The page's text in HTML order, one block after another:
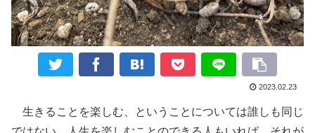
2023.02.23
生きることを楽しむ、ということについては誰しも同じ